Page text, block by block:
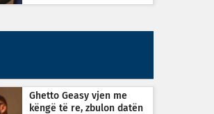
Ghetto Geasy vjen me
këngë të re, zbulon datën